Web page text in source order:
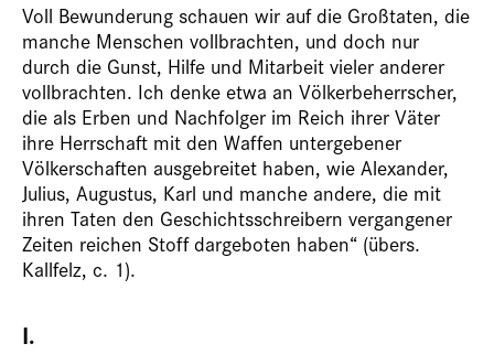
Voll Bewunderung schauen wir auf die Großtaten, die
manche Menschen vollbrachten, und doch nur
durch die Gunst, Hilfe und Mitarbeit vieler anderer
vollbrachten. Ich denke etwa an Völkerbeherrscher,
die als Erben und Nachfolger im Reich ihrer Väter
ihre Herrschaft mit den Waffen untergebener
Völkerschaften ausgebreitet haben, wie Alexander,
Julius, Augustus, Karl und manche andere, die mit
ihren Taten den Geschichtsschreibern vergangener
Zeiten reichen Stoff dargeboten haben“ (übers.
Kallfelz, c. 1).
I.